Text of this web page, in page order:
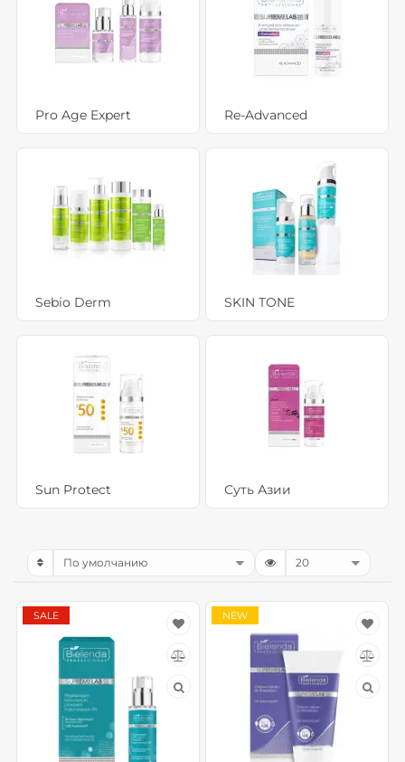
Pro Age Expert Re-Advanced
Sebio Derm SKIN TONE
Sun Protect Суть Азии
SALE NEW